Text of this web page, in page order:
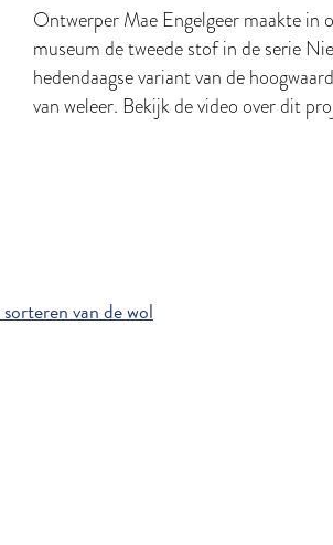
Ontwerper Mae Engelgeer maakte in
museum de tweede stof in de serie
hedendaagse variant van de
van weleer. Bekijk de video over dit
van de wol